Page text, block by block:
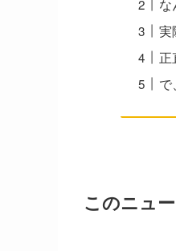
な
実
正
で
このニュ